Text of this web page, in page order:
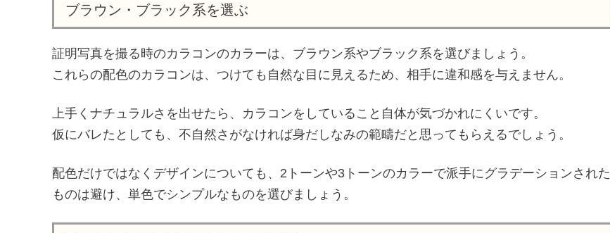
ブラウン・ブラック系を選ぶ
証明写真を撮る時のカラコンのカラーは、ブラウン系やブラック系を選びましょう。
これらの配色のカラコンは、つけても自然な目に見えるため、相手に違和感を与えません。
上手くナチュラルさを出せたら、カラコンをしていること自体が気づかれにくいです。
仮にバレたとしても、不自然さがなければ身だしなみの範疇だと思ってもらえるでしょう。
配色だけではなくデザインについても、2トーンや3トーンのカラーで派手にグラデーションされた
ものは避け、単色でシンプルなものを選びましょう。